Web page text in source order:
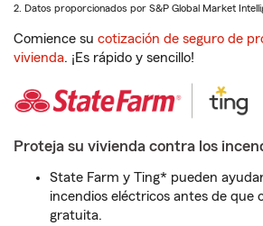
2. Datos proporcionados por S&P Global Market
Comience su cotización de seguro de
vivienda. ¡Es rápido y sencillo!
Proteja su vivienda contra los
State Farm y Ting* pueden
incendios eléctricos antes de que
gratuita.